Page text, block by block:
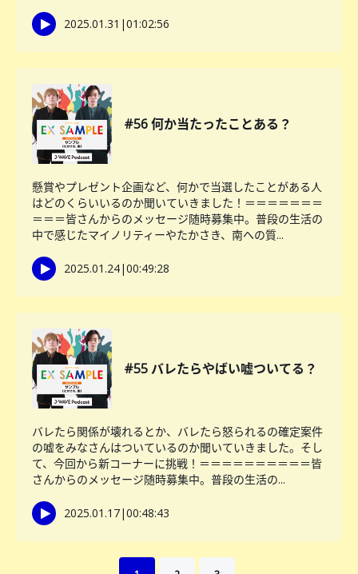
2025.01.31 |01:02:56
#56 何か当たったことある？
懸賞やプレゼント企画など、何かで当選したことがある人
はどのくらいいるのか聞いていきました！＝＝＝＝＝＝＝
＝＝＝皆さんからのメッセージ随時募集中。普段の生活の
中で感じたマイノリティーやたかさき、南への質...
2025.01.24|00:49:28
#55 バレたらやばい嘘ついてる？
バレたら関係が壊れるとか、バレたら怒られるの確定案件
の嘘をみなさんはついているのか聞いていきました。そし
て、今回から新コーナーに挑戦！＝＝＝＝＝＝＝＝＝＝皆
さんからのメッセージ随時募集中。普段の生活の...
2025.01.17|00:48:43